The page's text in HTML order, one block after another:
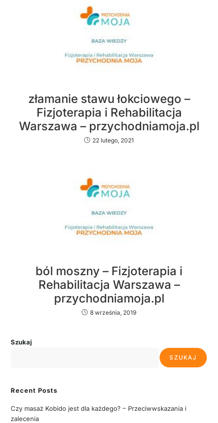
złamanie stawu łokciowego –
Fizjoterapia i Rehabilitacja
Warszawa – przychodniamoja.pl
22 lutego, 2021
ból moszny – Fizjoterapia i
Rehabilitacja Warszawa –
przychodniamoja.pl
8 września, 2019
Szukaj
SZUKAJ
Recent Posts
Czy masaż Kobido jest dla każdego? – Przeciwwskazania i
zalecenia